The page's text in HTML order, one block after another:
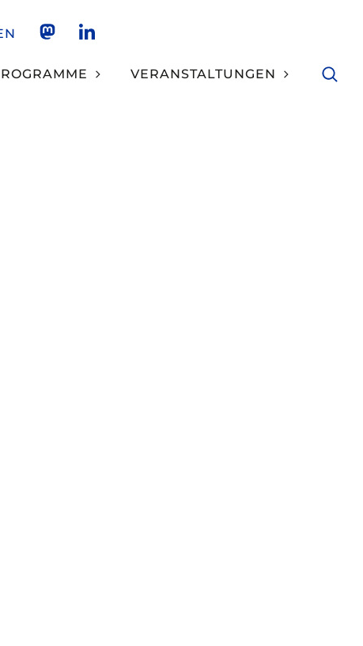
NKCS AUF MASTODON
NKCS AUF LINKEDIN
VERANSTALTUNGEN